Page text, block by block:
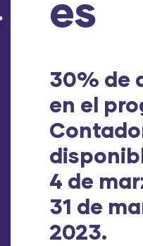
es
30% de
en el
4 de
31 de
2023.